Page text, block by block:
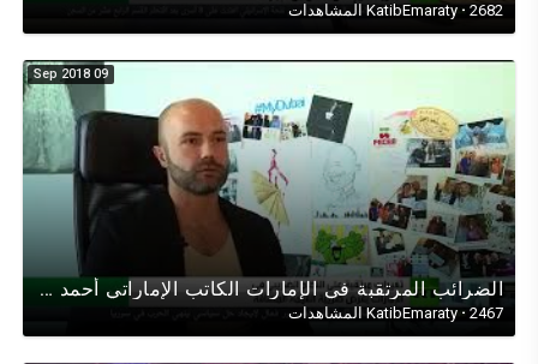
KatibEmaraty · 2682 المشاهدات
09 Sep 2018
الضرائب المرتقبة في الإمارات الكاتب اﻹماراتي أحمد إبراهيم في حوار تلفزيوني على قناة روسيا اليوم
KatibEmaraty · 2467 المشاهدات